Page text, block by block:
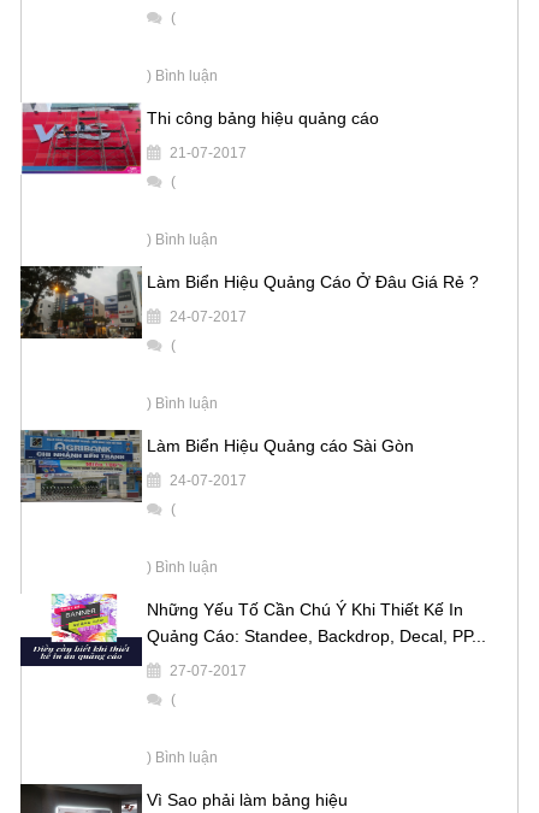
(
) Bình luận
Thi công bảng hiệu quảng cáo
21-07-2017
(
) Bình luận
Làm Biển Hiệu Quảng Cáo Ở Đâu Giá Rẻ ?
24-07-2017
(
) Bình luận
Làm Biển Hiệu Quảng cáo Sài Gòn
24-07-2017
(
) Bình luận
Những Yếu Tố Cần Chú Ý Khi Thiết Kế In
Quảng Cáo: Standee, Backdrop, Decal, PP...
27-07-2017
(
) Bình luận
Vì Sao phải làm bảng hiệu